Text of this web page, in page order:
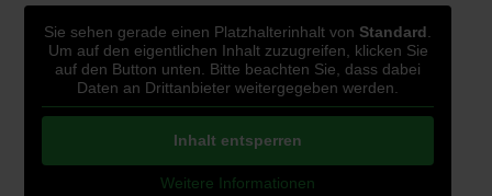
Sie sehen gerade einen Platzhalterinhalt von Standard
Um auf den eigentlichen Inhalt zuzugreifen, klicken Sie
auf den Button unten. Bitte beachten Sie, dass dabei
Daten an Drittanbieter weitergegeben werden.
Inhalt entsperren
Weitere Informationen